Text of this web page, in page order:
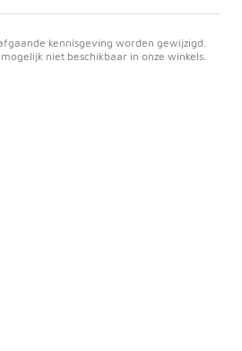
kennisgeving worden gewijzigd.
niet beschikbaar in onze winkels.